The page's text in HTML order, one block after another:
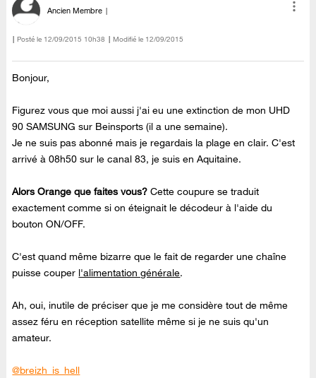
Ancien Membre
Posté le ‎12/09/2015 10h38 Modifié le 12/09/2015
Bonjour,
Figurez vous que moi aussi j'ai eu une extinction de mon UHD
90 SAMSUNG sur Beinsports (il a une semaine).
Je ne suis pas abonné mais je regardais la plage en clair. C'est
arrivé à 08h50 sur le canal 83, je suis en Aquitaine.
Alors Orange que faites vous? Cette coupure se traduit
exactement comme si on éteignait le décodeur à l'aide du
bouton ON/OFF.
C'est quand même bizarre que le fait de regarder une chaîne
puisse couper l'alimentation générale.
Ah, oui, inutile de préciser que je me considère tout de même
assez féru en réception satellite même si je ne suis qu'un
amateur.
@breizh_is_hell